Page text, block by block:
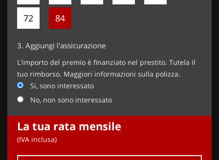
72 84
3. Aggiungi l'assicurazione
L'importo del premio è finanziato nel prestito. Tutela il
tuo rimborso. Maggiori informazioni sulla polizza.
Si, sono interessato
No, non sono interessato
La tua rata mensile
(IVA inclusa)